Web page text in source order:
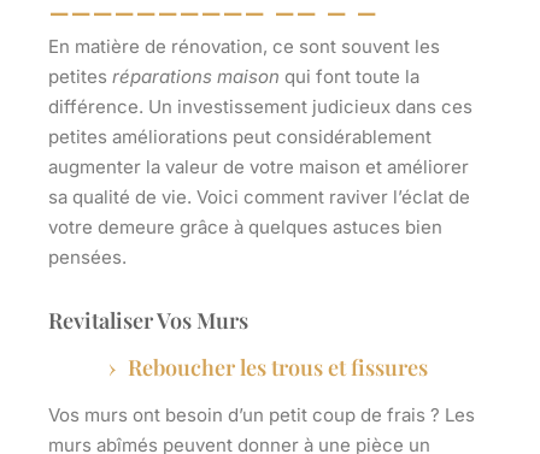
En matière de rénovation, ce sont souvent les
petites réparations maison qui font toute la
différence. Un investissement judicieux dans ces
petites améliorations peut considérablement
augmenter la valeur de votre maison et améliorer
sa qualité de vie. Voici comment raviver l’éclat de
votre demeure grâce à quelques astuces bien
pensées.
Revitaliser Vos Murs
Reboucher les trous et fissures
Vos murs ont besoin d’un petit coup de frais ? Les
murs abîmés peuvent donner à une pièce un